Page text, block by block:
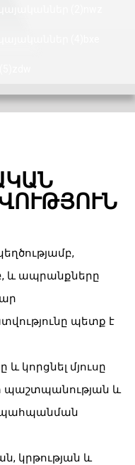
և ապրանքները
պետք է
կորցնել մյուսը
պաշտպանության և
պահպանման
կրթության և